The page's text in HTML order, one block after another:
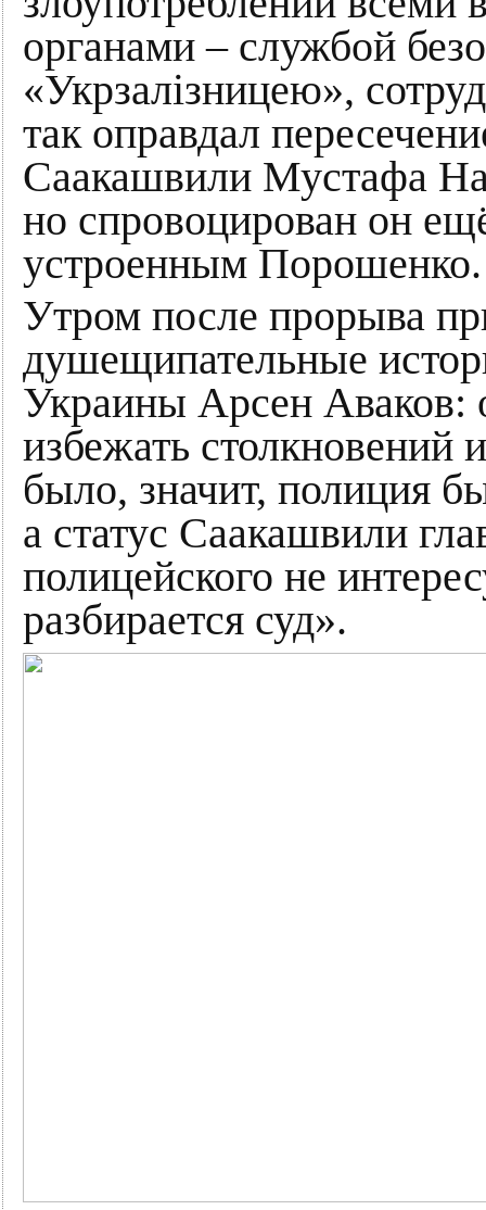
органами – службой
«Укрзалізницею»,
так оправдал
Саакашвили Мустафа
но спровоцирован он
устроенным Порошенко.
Утром после прорыва
душещипательные
Украины Арсен Аваков:
избежать столкновений
было, значит, полиция
а статус Саакашвили
полицейского не
разбирается суд».